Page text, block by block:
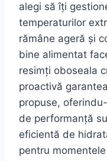
alegi să îți
temperaturilor
rămâne ageră și
bine alimentat
resimți oboseala
proactivă
propuse,
de performanță
eficientă de
pentru